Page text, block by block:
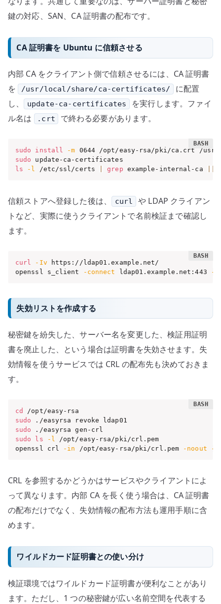
鍵の対応、SAN、CA 証明書の配布です。
CA 証明書を Ubuntu に信頼させる
内部 CA をクライアント側で信頼させるには、CA 証明書
を
/usr/local/share/ca-certificates/
に配置
し、
update-ca-certificates
を実行します。ファイ
ル名は
.crt で終わる必要があります。
sudo install
-m
sudo
ls
-l /etc/ssl/certs grep example-internal-ca
信頼ストアへ登録した後は、 curl
や LDAP クライアン
トなど、実際に使うクライアントで名前検証まで確認し
ます。
curl -Iv https://ldap01.example.net/
openssl s_client
-connect ldap01.example.net:443 -
失効リストを作成する
秘密鍵を紛失した、サーバー名を変更した、検証用証明
書を廃止した、という場合は証明書を失効させます。失
効情報を使うサービスでは CRL の配布先も決めておきま
す。
cd
sudo
sudo
sudo
ls -l
/opt/easy-rsa/pki/crl.pem
openssl crl
-in /opt/easy-rsa/pki/crl.pem -noout -
CRL を参照するかどうかはサービスやクライアントによ
って異なります。内部 CA を長く使う場合は、CA 証明書
の配布だけでなく、失効情報の配布方法も運用手順に含
めます。
ワイルドカード証明書との使い分け
検証環境ではワイルドカード証明書が便利なことがあり
ます。ただし、1 つの秘密鍵が広い名前空間を代表する